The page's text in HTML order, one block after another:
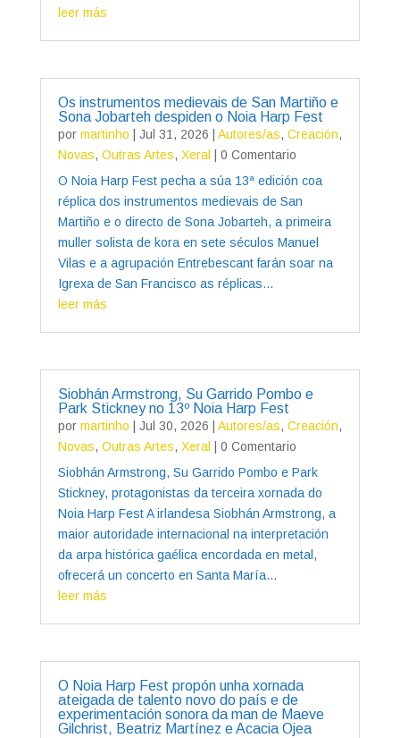
leer más
Os instrumentos medievais de San Martiño e
Sona Jobarteh despiden o Noia Harp Fest
por martinho Jul 31, 2026 Autores/as, Creación,
Novas, Outras Artes, Xeral
| 0 Comentario
O Noia Harp Fest pecha a súa 13ª edición coa
réplica dos instrumentos medievais de San
Martiño e o directo de Sona Jobarteh, a primeira
muller solista de kora en sete séculos Manuel
Vilas e a agrupación Entrebescant farán soar na
Igrexa de San Francisco as réplicas...
leer más
Siobhán Armstrong, Su Garrido Pombo e
Park Stickney no 13º Noia Harp Fest
por martinho Jul 30, 2026 Autores/as, Creación,
Novas, Outras Artes, Xeral
| 0 Comentario
Siobhán Armstrong, Su Garrido Pombo e Park
Stickney, protagonistas da terceira xornada do
Noia Harp Fest A irlandesa Siobhán Armstrong, a
maior autoridade internacional na interpretación
da arpa histórica gaélica encordada en metal,
ofrecerá un concerto en Santa María...
leer más
O Noia Harp Fest propón unha xornada
ateigada de talento novo do país e de
experimentación sonora da man de Maeve
Gilchrist, Beatriz Martínez e Acacia Ojea